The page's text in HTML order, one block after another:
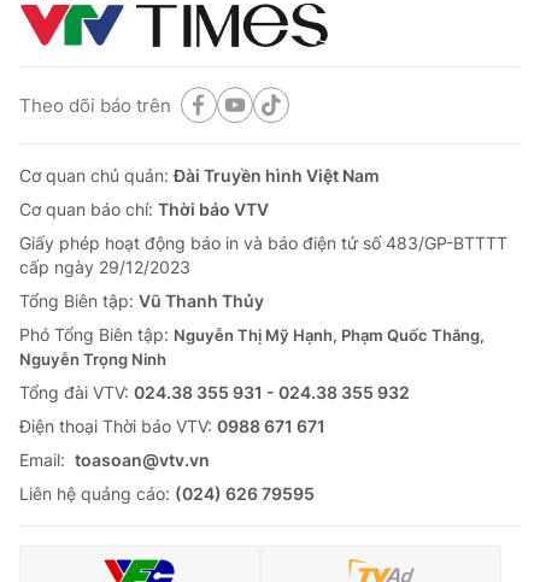
Theo dõi báo trên
Cơ quan chủ quản:Đài Truyền hình Việt Nam
Cơ quan báo chí: Thời báo VTV
Giấy phép hoạt động báo in và báo điện tử số 483/GP-BTTTT
cấp ngày 29/12/2023
Tổng Biên tập: Vũ Thanh Thủy
Phó Tổng Biên tập: Nguyễn Thị Mỹ Hạnh, Phạm Quốc Thắng,
Nguyễn Trọng Ninh
Tổng đài VTV: 024.38 355 931 - 024.38 355 932
Ðiện thoại Thời báo VTV: 0988 671 671
Email: toasoan@vtv.vn
Liên hệ quảng cáo: (024) 626 79595